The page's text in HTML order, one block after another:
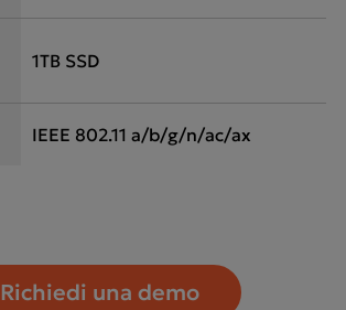
1TB SSD
IEEE 802.11 a/b/g/n/ac/ax
Richiedi una demo